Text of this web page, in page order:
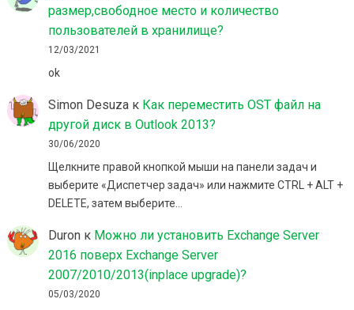
размер,свободное место и количество
пользователей в хранилище?
12/03/2021
ok
Simon Desuzaк Как переместить OST файл на
другой диск в Outlook 2013?
30/06/2020
Щелкните правой кнопкой мыши на панели задач и
выберите «Диспетчер задач» или нажмите CTRL + ALT +
DELETE, затем выберите…
Duronк Можно ли установить Exchange Server
2016 поверх Exchange Server
2007/2010/2013(inplace upgrade)?
05/03/2020